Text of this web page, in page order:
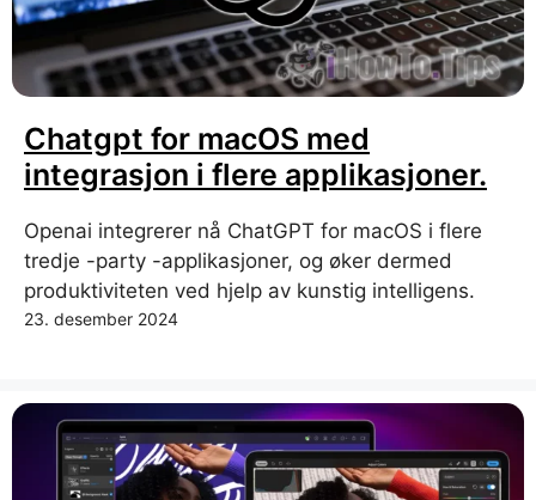
Chatgpt for macOS med
integrasjon i flere applikasjoner.
Openai integrerer nå ChatGPT for macOS i flere
tredje -party -applikasjoner, og øker dermed
produktiviteten ved hjelp av kunstig intelligens.
23. desember 2024